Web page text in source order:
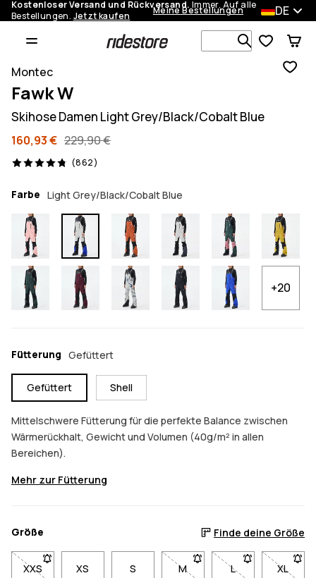
Kostenloser Versand und Rückversand. Immer. Auf alle
Bestellungen. Jetzt kaufen Meine Bestellungen DE
Montec
Fawk W
Skihose Damen Light Grey/Black/Cobalt Blue
160,93 € 229,90 €
(862)
862 Reviews, 4.8/5
Farbe Light Grey/Black/Cobalt Blue
+20
Fütterung Gefüttert
Gefüttert Shell
Mittelschwere Fütterung für die perfekte Balance zwischen
Wärmerückhalt, Gewicht und Volumen (40g/m² in allen
Bereichen).
Mehr zur Fütterung
Größe Finde deine Größe
XXS- Größe XXS nicht verfügbar. Klicke, um benachrichtigt zu
XS S M- Größe M nicht verfügbar.
L- Größe L nicht
XL
-